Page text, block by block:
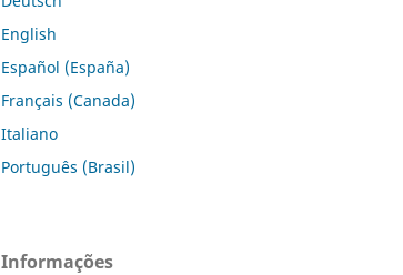
English
Español (España)
Français (Canada)
Italiano
Português (Brasil)
Informações